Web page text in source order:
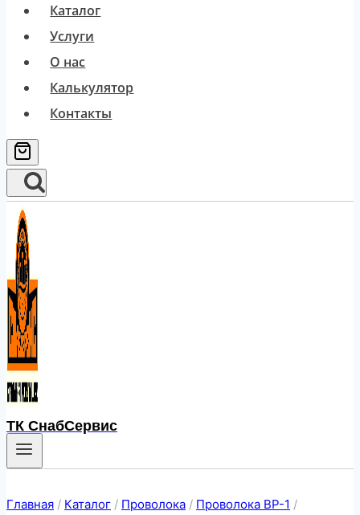
Каталог
Услуги
О нас
Калькулятор
Контакты
ТК СнабСервис
Главная / Каталог / Проволока / Проволока ВР-1 /